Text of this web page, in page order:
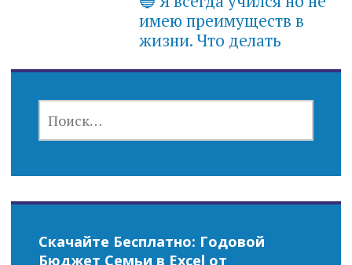
имею преимуществ в
жизни. Что делать
Скачайте Бесплатно: Годовой
Бюджет Семьи в Excel от